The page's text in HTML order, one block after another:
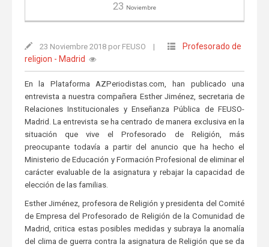
23 Noviembre
23 Noviembre 2018 por FEUSO |
Profesorado de
religion - Madrid
En la Plataforma AZPeriodistas.com, han publicado una
entrevista a nuestra compañera Esther Jiménez, secretaria de
Relaciones Institucionales y Enseñanza Pública de FEUSO-
Madrid. La entrevista se ha centrado de manera exclusiva en la
situación que vive el Profesorado de Religión, más
preocupante todavía a partir del anuncio que ha hecho el
Ministerio de Educación y Formación Profesional de eliminar el
carácter evaluable de la asignatura y rebajar la capacidad de
elección de las familias.
Esther Jiménez, profesora de Religión y presidenta del Comité
de Empresa del Profesorado de Religión de la Comunidad de
Madrid, critica estas posibles medidas y subraya la anomalía
del clima de guerra contra la asignatura de Religión que se da